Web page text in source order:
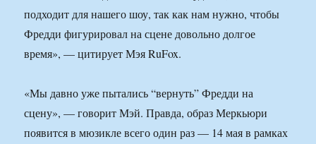
подходит для нашего шоу, так как нам нужно, чтобы
Фредди фигурировал на сцене довольно долгое
время», — цитирует Мэя RuFox.
«Мы давно уже пытались “вернуть” Фредди на
сцену», — говорит Мэй. Правда, образ Меркьюри
появится в мюзикле всего один раз — 14 мая в рамках